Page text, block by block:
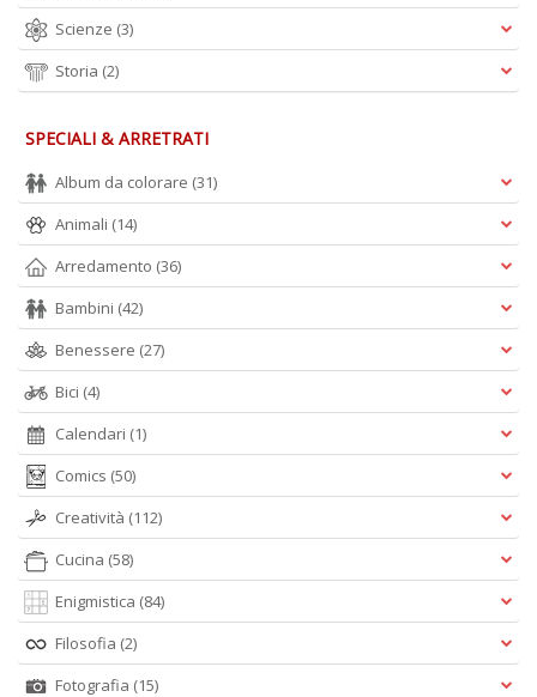
Scienze (3)
Storia (2)
SPECIALI & ARRETRATI
Album da colorare (31)
Animali (14)
Arredamento (36)
Bambini (42)
Benessere (27)
Bici (4)
Calendari (1)
Comics (50)
Creatività (112)
Cucina (58)
Enigmistica (84)
Filosofia (2)
Fotografia (15)